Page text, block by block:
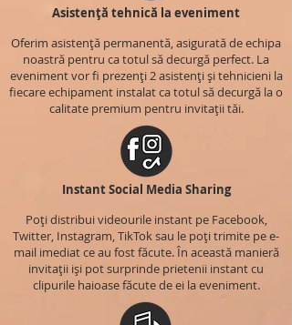
Asistență tehnică la eveniment
Oferim asistență permanentă, asigurată de echipa
noastră pentru ca totul să decurgă perfect. La
eveniment vor fi prezenți 2 asistenți și tehnicieni la
fiecare echipament instalat ca totul să decurgă la o
calitate premium pentru invitații tăi.
Instant Social Media Sharing
Poți distribui videourile instant pe Facebook,
Twitter, Instagram, TikTok sau le poți trimite pe e-
mail imediat ce au fost făcute. În această manieră
invitații iși pot surprinde prietenii instant cu
clipurile haioase făcute de ei la eveniment.